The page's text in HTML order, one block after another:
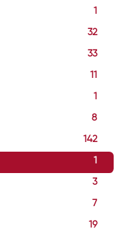
1
32
33
11
1
8
142
1
3
7
19